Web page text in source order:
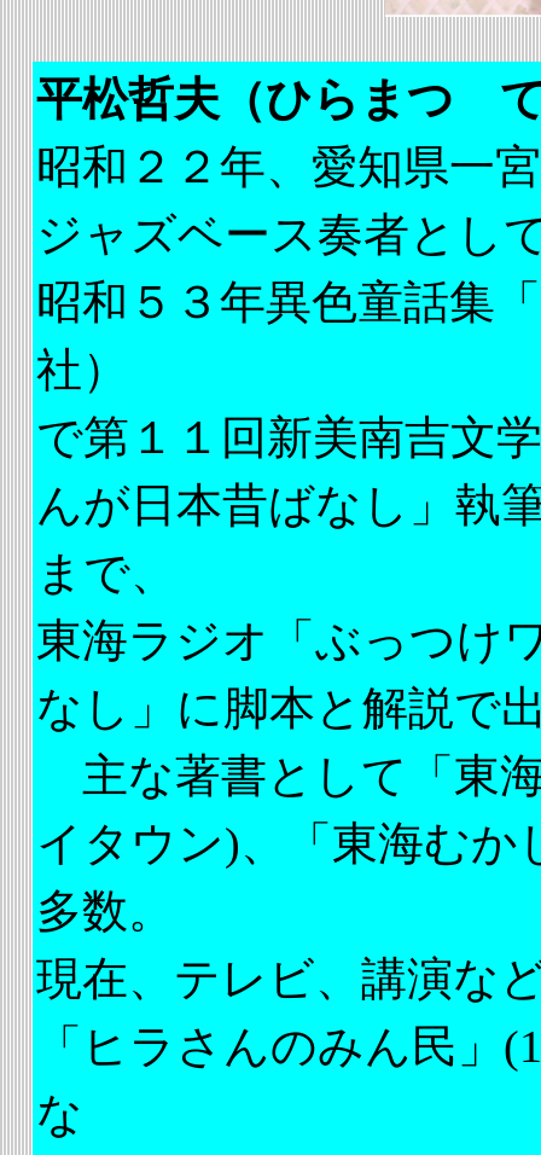
平松哲夫 （ひらまつ
昭和２２年、愛知県一
ジャズベース奏者とし
昭和５３年異色童話集
社）
で第１１回新美南吉文
んが日本昔ばなし」執
まで、
東海ラジオ「ぶっつけ
なし」に脚本と解説で
主な著書として「東
イタウン)、「東海むか
多数。
現在、テレビ、講演な
「ヒラさんのみん民」
な